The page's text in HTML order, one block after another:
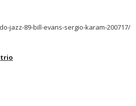
jazz-89-bill-evans-sergio-karam-200717/
trio